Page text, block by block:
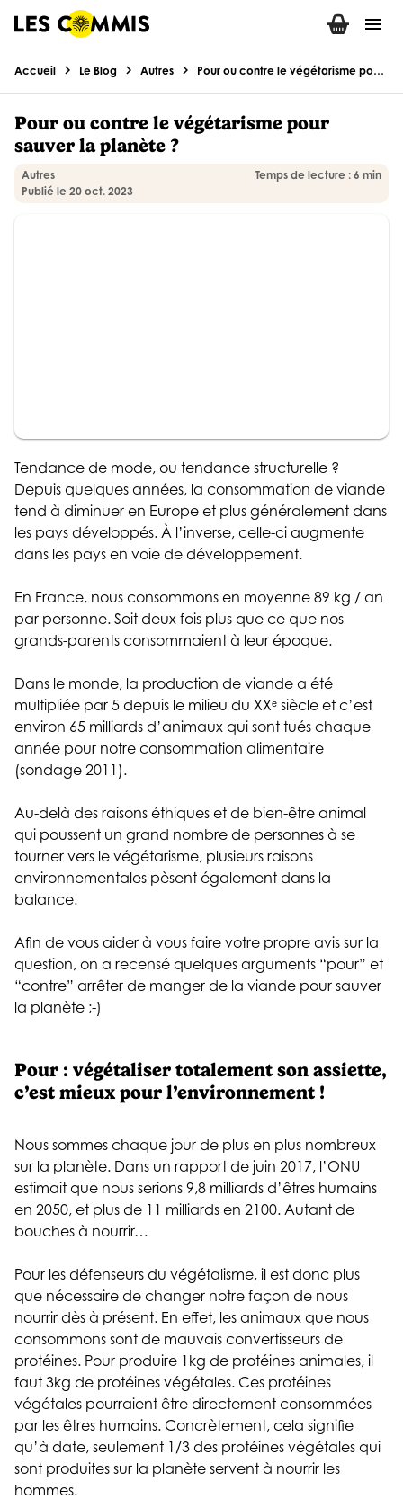
menu
Accueil chevron_right Le Blog chevron_right Autres chevron_right Pour ou contre le végétarisme pour sauver la planète ?
Pour ou contre le végétarisme pour
sauver la planète ?
Autres
Publié le 20 oct. 2023
Temps de lecture : 6 min
Tendance de mode, ou tendance structurelle ?
Depuis quelques années, la consommation de viande
tend à diminuer en Europe et plus généralement dans
les pays développés. À l’inverse, celle-ci augmente
dans les pays en voie de développement.
En France, nous consommons en moyenne 89 kg / an
par personne. Soit deux fois plus que ce que nos
grands-parents consommaient à leur époque.
Dans le monde, la production de viande a été
multipliée par 5 depuis le milieu du XXᵉ siècle et c’est
environ 65 milliards d’animaux qui sont tués chaque
année pour notre consommation alimentaire
(sondage 2011).
Au-delà des raisons éthiques et de bien-être animal
qui poussent un grand nombre de personnes à se
tourner vers le végétarisme, plusieurs raisons
environnementales pèsent également dans la
balance.
Afin de vous aider à vous faire votre propre avis sur la
question, on a recensé quelques arguments “pour” et
“contre” arrêter de manger de la viande pour sauver
la planète ;-)
Pour : végétaliser totalement son assiette,
c’est mieux pour l’environnement !
Nous sommes chaque jour de plus en plus nombreux
sur la planète. Dans un rapport de juin 2017, l’ONU
estimait que nous serions 9,8 milliards d’êtres humains
en 2050, et plus de 11 milliards en 2100. Autant de
bouches à nourrir…
Pour les défenseurs du végétalisme, il est donc plus
que nécessaire de changer notre façon de nous
nourrir dès à présent. En effet, les animaux que nous
consommons sont de mauvais convertisseurs de
protéines. Pour produire 1kg de protéines animales, il
faut 3kg de protéines végétales. Ces protéines
végétales pourraient être directement consommées
par les êtres humains. Concrètement, cela signifie
qu’à date, seulement 1/3 des protéines végétales qui
sont produites sur la planète servent à nourrir les
hommes.